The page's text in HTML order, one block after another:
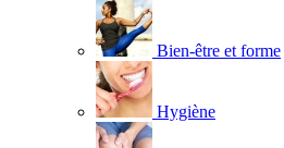
Bien-être et forme
Hygiène